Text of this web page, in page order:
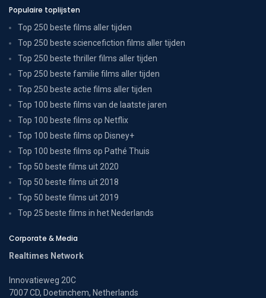
Populaire toplijsten
Top 250 beste films aller tijden
Top 250 beste sciencefiction films aller tijden
Top 250 beste thriller films aller tijden
Top 250 beste familie films aller tijden
Top 250 beste actie films aller tijden
Top 100 beste films van de laatste jaren
Top 100 beste films op Netflix
Top 100 beste films op Disney+
Top 100 beste films op Pathé Thuis
Top 50 beste films uit 2020
Top 50 beste films uit 2018
Top 50 beste films uit 2019
Top 25 beste films in het Nederlands
Corporate & Media
Realtimes Network
Innovatieweg 20C
7007 CD, Doetinchem, Netherlands